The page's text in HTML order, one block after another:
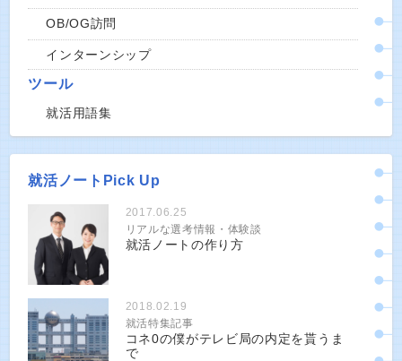
OB/OG訪問
インターンシップ
ツール
就活用語集
就活ノートPick Up
2017.06.25
リアルな選考情報・体験談
就活ノートの作り方
2018.02.19
就活特集記事
コネ0の僕がテレビ局の内定を貰うま
で